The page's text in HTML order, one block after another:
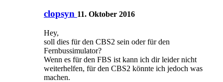
clopsyn 11. Oktober 2016
Hey,
soll dies für den CBS2 sein oder für den
Fernbussimulator?
Wenn es für den FBS ist kann ich dir leider nicht
weiterhelfen, für den CBS2 könnte ich jedoch was
machen.